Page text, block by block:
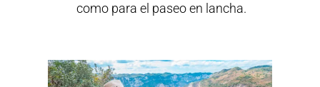
como para el paseo en lancha.